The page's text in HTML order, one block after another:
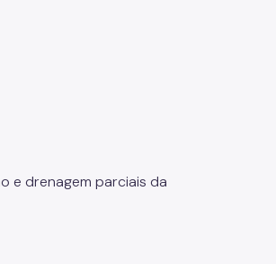
e drenagem parciais da